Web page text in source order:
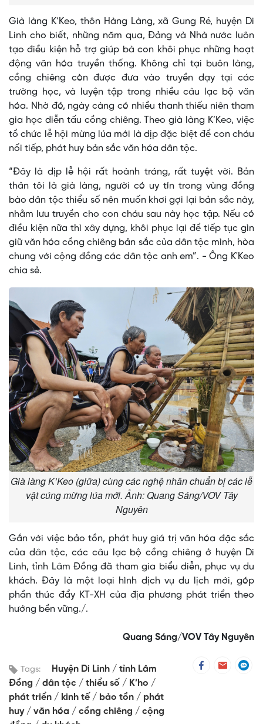
Già làng K’Keo, thôn Hàng Làng, xã Gung Ré, huyện Di
Linh cho biết, những năm qua, Đảng và Nhà nước luôn
tạo điều kiện hỗ trợ giúp bà con khôi phục những hoạt
động văn hóa truyền thống. Không chỉ tại buôn làng,
cồng chiêng còn được đưa vào truyền dạy tại các
trường học, và luyện tập trong nhiều câu lạc bộ văn
hóa. Nhờ đó, ngày càng có nhiều thanh thiếu niên tham
gia học diễn tấu cồng chiêng. Theo già làng K’Keo, việc
tổ chức lễ hội mừng lúa mới là dịp đặc biệt để con cháu
nối tiếp, phát huy bản sắc văn hóa dân tộc.
“Đây là dịp lễ hội rất hoành tráng, rất tuyệt vời. Bản
thân tôi là già làng, người có uy tín trong vùng đồng
bào dân tộc thiểu số nên muốn khơi gợi lại bản sắc này,
nhằm lưu truyền cho con cháu sau này học tập. Nếu có
điều kiện nữa thì xây dựng, khôi phục lại để tiếp tục gìn
giữ văn hóa cồng chiêng bản sắc của dân tộc mình, hòa
chung với cộng đồng các dân tộc anh em”. - Ông K'Keo
chia sẻ.
Già làng K’Keo (giữa) cùng các nghệ nhân chuẩn bị các lễ
vật cúng mừng lúa mới. Ảnh: Quang Sáng/VOV Tây
Nguyên
Gắn với việc bảo tồn, phát huy giá trị văn hóa đặc sắc
của dân tộc, các câu lạc bộ cồng chiêng ở huyện Di
Linh, tỉnh Lâm Đồng đã tham gia biểu diễn, phục vụ du
khách. Đây là một loại hình dịch vụ du lịch mới, góp
phần thúc đẩy KT-XH của địa phương phát triển theo
hướng bền vững./.
Quang Sáng/VOV Tây Nguyên
Tags: Huyện Di Linh
tỉnh Lâm
Đồng
dân tộc thiểu số
K’ho
phát triển
kinh tế bảo tồn
phát
huy
văn hóa cồng chiêng
cộng